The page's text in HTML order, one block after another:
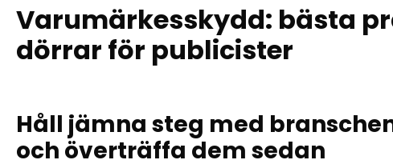
Varumärkesskydd: bästa
dörrar för publicister
Håll jämna steg med
och överträffa dem sedan